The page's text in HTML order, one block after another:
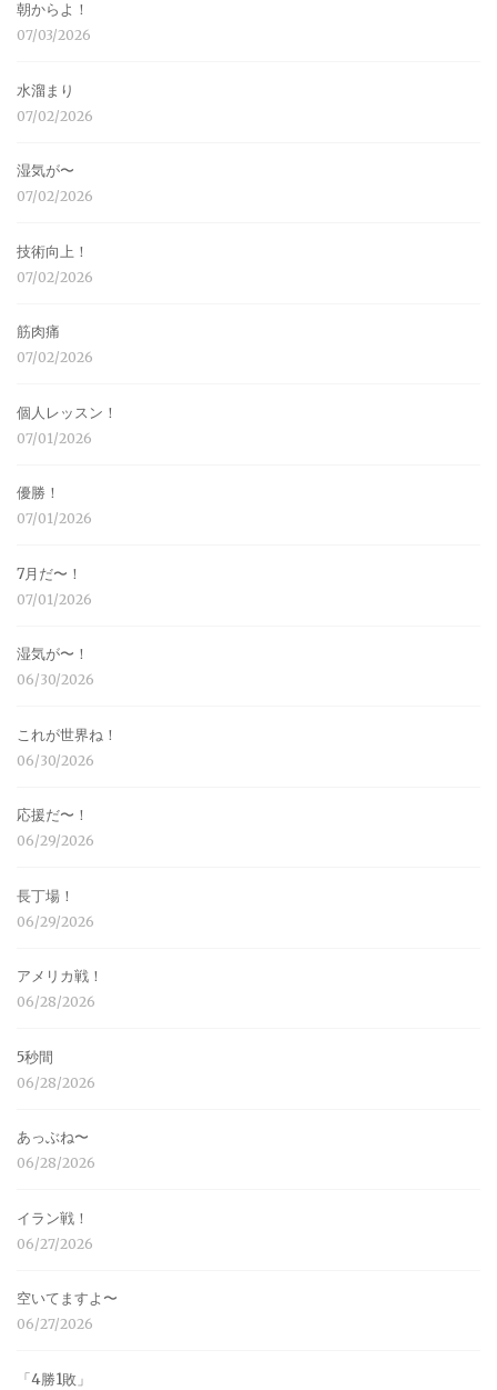
朝からよ！
07/03/2026
水溜まり
07/02/2026
湿気が〜
07/02/2026
技術向上！
07/02/2026
筋肉痛
07/02/2026
個人レッスン！
07/01/2026
優勝！
07/01/2026
7月だ〜！
07/01/2026
湿気が〜！
06/30/2026
これが世界ね！
06/30/2026
応援だ〜！
06/29/2026
長丁場！
06/29/2026
アメリカ戦！
06/28/2026
5秒間
06/28/2026
あっぶね〜
06/28/2026
イラン戦！
06/27/2026
空いてますよ〜
06/27/2026
「4勝1敗」